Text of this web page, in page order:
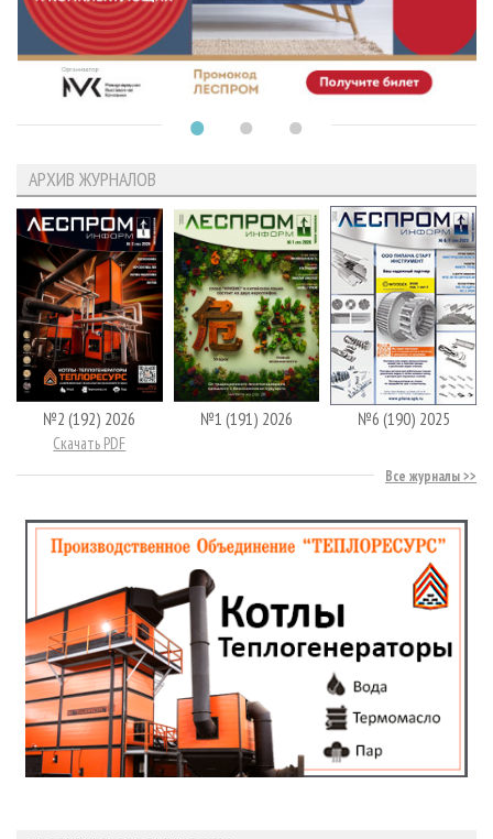
АРХИВ ЖУРНАЛОВ
№2 (192) 2026
Скачать PDF
№1 (191) 2026 №6 (190) 2025
Все журналы